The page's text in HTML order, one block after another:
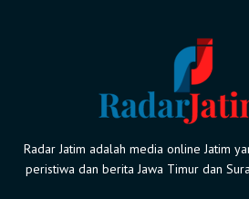
Radar Jatim adalah media online Jatim
peristiwa dan berita Jawa Timur dan